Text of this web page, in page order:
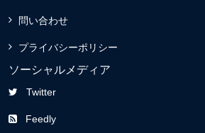
問い合わせ
プライバシーポリシー
ソーシャルメディア
Twitter
Feedly